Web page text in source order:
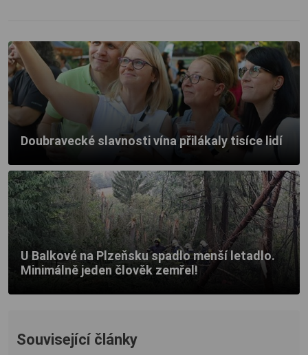
Doubravecké slavnosti vína přilákaly tisíce lidí
U Balkové na Plzeňsku spadlo menší letadlo.
Minimálně jeden člověk zemřel!
Související články